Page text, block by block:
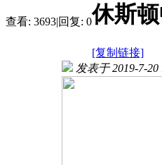
查看: 3693|回复: 0休斯
[复制链接]
发表于 2019-7-20